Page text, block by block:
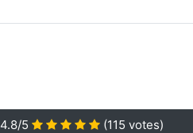
4.8/5 (115 votes)